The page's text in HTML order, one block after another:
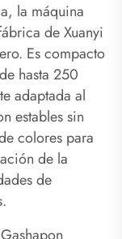
la máquina
de Xuanyi
Es compacto
hasta 250
adaptada al
estables sin
colores para
de la
de